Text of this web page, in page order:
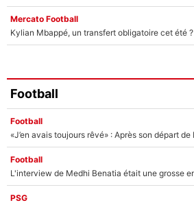
Mercato Football
Kylian Mbappé, un transfert obligatoire cet été ?
Football
Football
Football
PSG